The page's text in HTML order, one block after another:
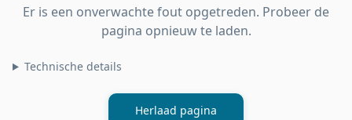
Er is een onverwachte fout opgetreden. Probeer de
pagina opnieuw te laden.
Technische details
Herlaad pagina